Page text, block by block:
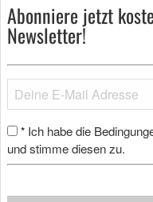
Abonniere jetzt
Newsletter!
* Ich habe die
und stimme diesen zu.